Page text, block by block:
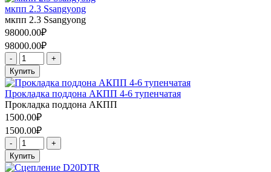
мкпп 2.3 Ssangyong
мкпп 2.3 Ssangyong
98000.00₽
98000.00₽
-
+
Купить
Прокладка поддона АКПП 4-6 тупенчатая
Прокладка поддона АКПП
1500.00₽
1500.00₽
-
+
Купить